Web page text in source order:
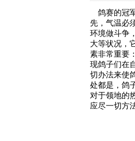
鸽赛的冠
先，气温必
环境做斗争
大等状况，
素非常重要
现鸽子们在
切办法来使
处都是，鸽
对于领地的
应尽一切方